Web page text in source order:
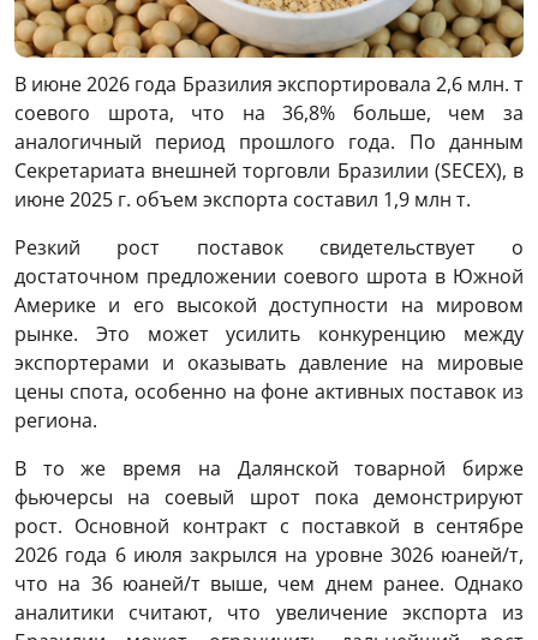
В июне 2026 года Бразилия экспортировала 2,6 млн. т
соевого шрота, что на 36,8% больше, чем за
аналогичный период прошлого года. По данным
Секретариата внешней торговли Бразилии (SECEX), в
июне 2025 г. объем экспорта составил 1,9 млн т.
Резкий рост поставок свидетельствует о
достаточном предложении соевого шрота в Южной
Америке и его высокой доступности на мировом
рынке. Это может усилить конкуренцию между
экспортерами и оказывать давление на мировые
цены спота, особенно на фоне активных поставок из
региона.
В то же время на Далянской товарной бирже
фьючерсы на соевый шрот пока демонстрируют
рост. Основной контракт с поставкой в ​​сентябре
2026 года 6 июля закрылся на уровне 3026 юаней/т,
что на 36 юаней/т выше, чем днем ​​ранее. Однако
аналитики считают, что увеличение экспорта из